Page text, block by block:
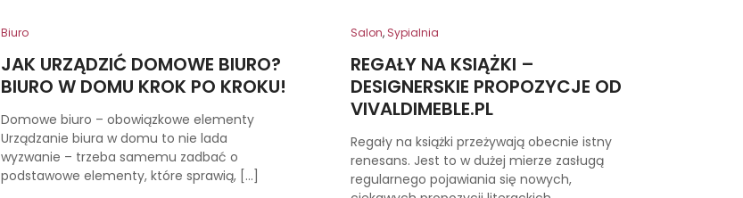
Biuro
JAK URZĄDZIĆ DOMOWE BIURO?
BIURO W DOMU KROK PO KROKU!
Domowe biuro – obowiązkowe elementy
Urządzanie biura w domu to nie lada
wyzwanie – trzeba samemu zadbać o
podstawowe elementy, które sprawią, […]
Salon, Sypialnia
REGAŁY NA KSIĄŻKI –
DESIGNERSKIE PROPOZYCJE OD
VIVALDIMEBLE.PL
Regały na książki przeżywają obecnie istny
renesans. Jest to w dużej mierze zasługą
regularnego pojawiania się nowych,